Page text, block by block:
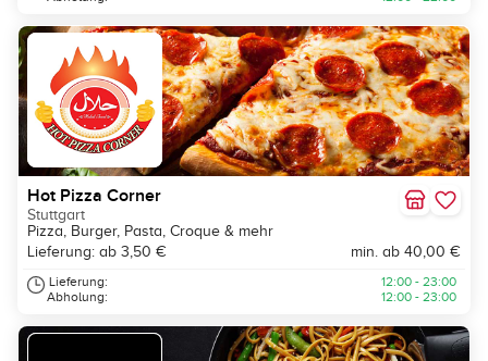
Hot Pizza Corner
Stuttgart
Pizza, Burger, Pasta, Croque & mehr
Lieferung: ab 3,50 €
min. ab 40,00 €
Lieferung:
Abholung:
12:00 - 23:00
12:00 - 23:00